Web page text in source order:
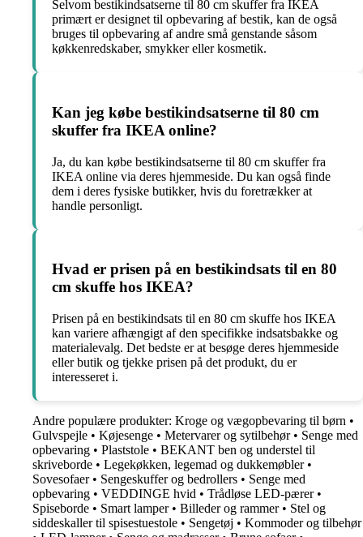
Selvom bestikindsatserne til 80 cm skuffer fra IKEA
primært er designet til opbevaring af bestik, kan de også
bruges til opbevaring af andre små genstande såsom
køkkenredskaber, smykker eller kosmetik.
Kan jeg købe bestikindsatserne til 80 cm
skuffer fra IKEA online?
Ja, du kan købe bestikindsatserne til 80 cm skuffer fra
IKEA online via deres hjemmeside. Du kan også finde
dem i deres fysiske butikker, hvis du foretrækker at
handle personligt.
Hvad er prisen på en bestikindsats til en 80
cm skuffe hos IKEA?
Prisen på en bestikindsats til en 80 cm skuffe hos IKEA
kan variere afhængigt af den specifikke indsatsbakke og
materialevalg. Det bedste er at besøge deres hjemmeside
eller butik og tjekke prisen på det produkt, du er
interesseret i.
Andre populære produkter: Kroge og vægopbevaring til børn •
Gulvspejle • Køjesenge • Metervarer og sytilbehør• Senge med
opbevaring • Plaststole • BEKANT ben og understel til
skriveborde • Legekøkken, legemad og dukkemøbler•
Sovesofaer• Sengeskuffer og bedrollers • Senge med
opbevaring • VEDDINGE hvid • Trådløse LED-pærer•
Spiseborde • Smart lamper• Billeder og rammer• Stel og
siddeskaller til spisestuestole • Sengetøj • Kommoder og tilbehør